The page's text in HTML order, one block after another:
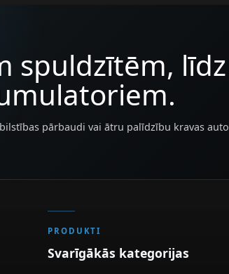
spuldzītēm, līdz
pārbaudi vai ātru palīdzību kravas auto
PRODUKTI
Svarīgākās kategorijas